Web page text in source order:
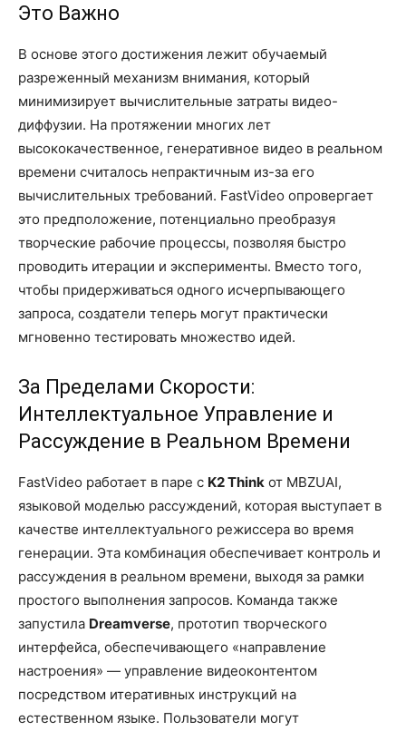
Это Важно
В основе этого достижения лежит обучаемый
разреженный механизм внимания, который
минимизирует вычислительные затраты видео-
диффузии. На протяжении многих лет
высококачественное, генеративное видео в реальном
времени считалось непрактичным из-за его
вычислительных требований. FastVideo опровергает
это предположение, потенциально преобразуя
творческие рабочие процессы, позволяя быстро
проводить итерации и эксперименты. Вместо того,
чтобы придерживаться одного исчерпывающего
запроса, создатели теперь могут практически
мгновенно тестировать множество идей.
За Пределами Скорости:
Интеллектуальное Управление и
Рассуждение в Реальном Времени
FastVideo работает в паре с K2 Think от MBZUAI,
языковой моделью рассуждений, которая выступает в
качестве интеллектуального режиссера во время
генерации. Эта комбинация обеспечивает контроль и
рассуждения в реальном времени, выходя за рамки
простого выполнения запросов. Команда также
запустила Dreamverse, прототип творческого
интерфейса, обеспечивающего «направление
настроения» — управление видеоконтентом
посредством итеративных инструкций на
естественном языке. Пользователи могут